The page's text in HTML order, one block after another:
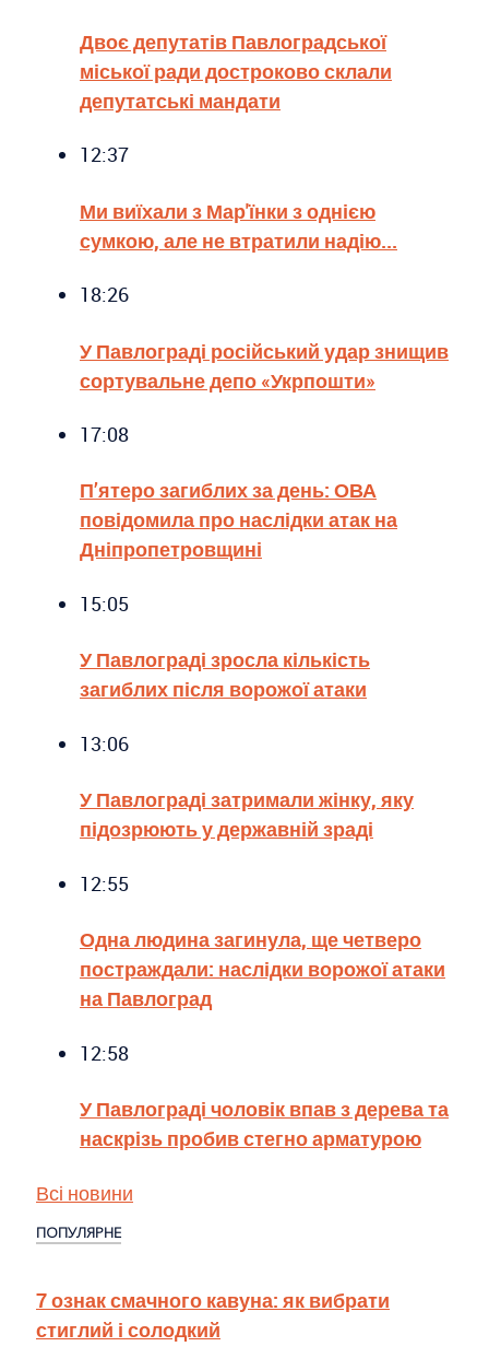
Двоє депутатів Павлоградської
міської ради достроково склали
депутатські мандати
12:37
Ми виїхали з Мар'їнки з однією
сумкою, але не втратили надію...
18:26
У Павлограді російський удар знищив
сортувальне депо «Укрпошти»
17:08
П’ятеро загиблих за день: ОВА
повідомила про наслідки атак на
Дніпропетровщині
15:05
У Павлограді зросла кількість
загиблих після ворожої атаки
13:06
У Павлограді затримали жінку, яку
підозрюють у державній зраді
12:55
Одна людина загинула, ще четверо
постраждали: наслідки ворожої атаки
на Павлоград
12:58
У Павлограді чоловік впав з дерева та
наскрізь пробив стегно арматурою
Всі новини
ПОПУЛЯРНЕ
7 ознак смачного кавуна: як вибрати
стиглий і солодкий